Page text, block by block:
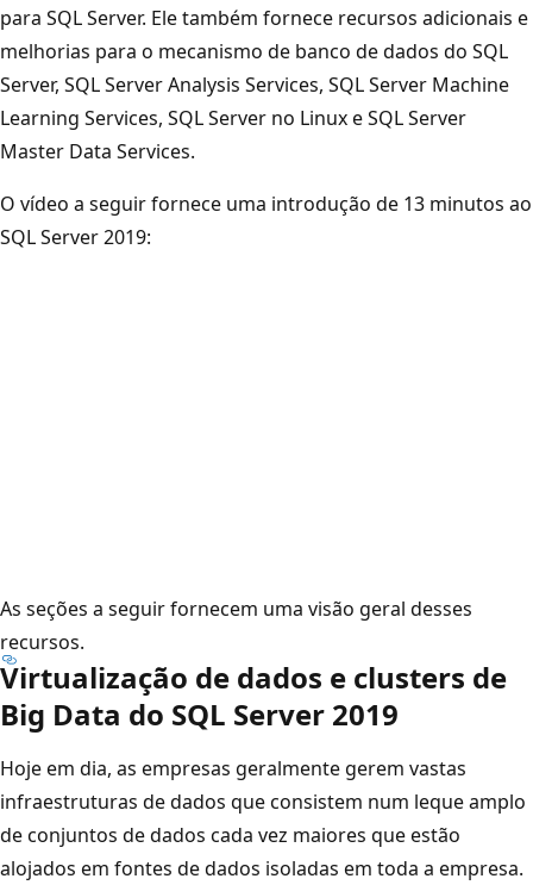
para SQL Server. Ele também fornece recursos adicionais e
melhorias para o mecanismo de banco de dados do SQL
Server, SQL Server Analysis Services, SQL Server Machine
Learning Services, SQL Server no Linux e SQL Server
Master Data Services.
O vídeo a seguir fornece uma introdução de 13 minutos ao
SQL Server 2019:
As seções a seguir fornecem uma visão geral desses
recursos.
Virtualização de dados e clusters de
Big Data do SQL Server 2019
Hoje em dia, as empresas geralmente gerem vastas
infraestruturas de dados que consistem num leque amplo
de conjuntos de dados cada vez maiores que estão
alojados em fontes de dados isoladas em toda a empresa.